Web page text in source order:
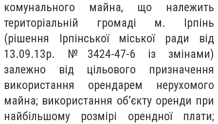
комунального майна, що належить
територіальній громаді м. Ірпінь
(рішення Ірпінської міської ради від
13.09.13р. №3424-47-6 із змінами)
залежно від цільового призначення
використання орендарем нерухомого
майна; використання об’єкту оренди при
найбільшому розмірі орендної плати;